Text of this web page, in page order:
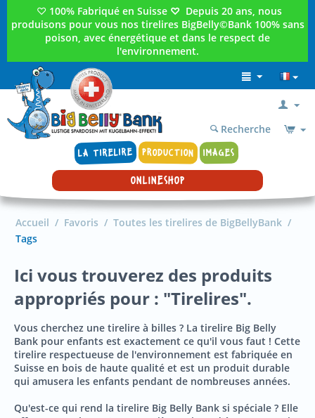
♡ 100% Fabriqué en Suisse ♡ Depuis 20 ans, nous
produisons pour vous nos tirelires BigBelly©Bank 100% sans
poison, avec énergétique et dans le respect de
l'environnement.
LA TIRELIRE PRODUCTION IMAGES
Recherche
ONLINESHOP
Accueil / Favoris / Toutes les tirelires de BigBellyBank /
Tags
Ici vous trouverez des produits
appropriés pour : "Tirelires".
Vous cherchez une tirelire à billes ? La tirelire Big Belly
Bank pour enfants est exactement ce qu'il vous faut ! Cette
tirelire respectueuse de l'environnement est fabriquée en
Suisse en bois de haute qualité et est un produit durable
qui amusera les enfants pendant de nombreuses années.
Qu'est-ce qui rend la tirelire Big Belly Bank si spéciale ? Elle